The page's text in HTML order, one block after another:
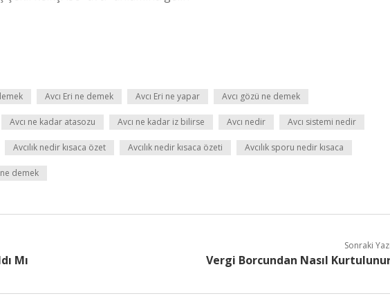
Avcı Eri ne demek Avcı Eri ne yapar Avcı gözü ne demek
Avcı ne kadar atasozu Avcı ne kadar iz bilirse Avcı nedir Avcı sistemi nedir
Avcılık nedir kısaca özet Avcılık nedir kısaca özeti Avcılık sporu nedir kısaca
demek
Mı
Sonraki
Vergi Borcundan Nasıl